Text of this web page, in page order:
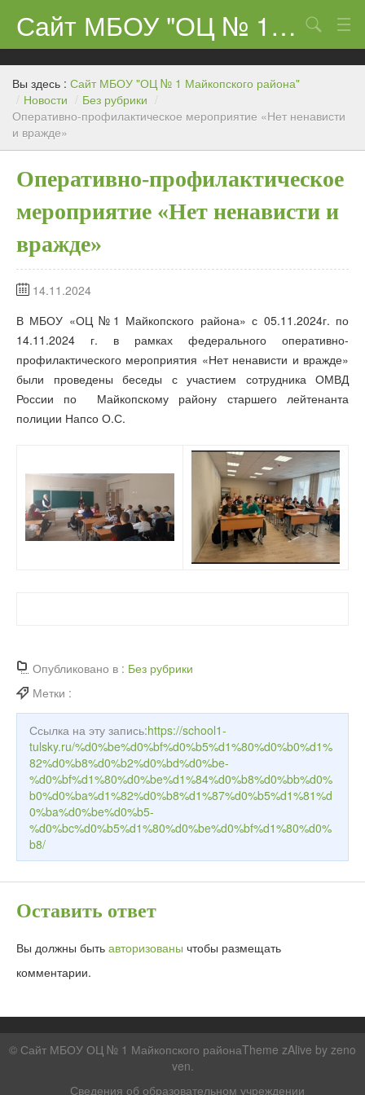
Сайт МБОУ "ОЦ № 1 Майкопского района"
Сведения об образовательном учреждении
ЕГЭ-11 и ГИА
Карта сайта
Родителям
Поиск
Вы здесь : Сайт МБОУ "ОЦ № 1 Майкопского района"
/ Новости / Без рубрики /
Оперативно-профилактическое мероприятие «Нет ненависти
и вражде»
Оперативно-профилактическое
мероприятие «Нет ненависти и
вражде»
14.11.2024
В МБОУ «ОЦ №1 Майкопского района» с 05.11.2024г. по
14.11.2024 г. в рамках федерального оперативно-
профилактического мероприятия «Нет ненависти и вражде»
были проведены беседы с участием сотрудника ОМВД
России по Майкопскому району старшего лейтенанта
полиции Напсо О.С.
Опубликовано в : Без рубрики
Метки :
Ссылка на эту запись:https://school1-
tulsky.ru/%d0%be%d0%bf%d0%b5%d1%80%d0%b0%d1%
82%d0%b8%d0%b2%d0%bd%d0%be-
%d0%bf%d1%80%d0%be%d1%84%d0%b8%d0%bb%d0%
b0%d0%ba%d1%82%d0%b8%d1%87%d0%b5%d1%81%d
0%ba%d0%be%d0%b5-
%d0%bc%d0%b5%d1%80%d0%be%d0%bf%d1%80%d0%
b8/
Оставить ответ
Вы должны быть авторизованы чтобы размещать
комментарии.
© Сайт МБОУ ОЦ № 1 Майкопского районаTheme zAlive by zeno
ven.
Сведения об образовательном учреждении